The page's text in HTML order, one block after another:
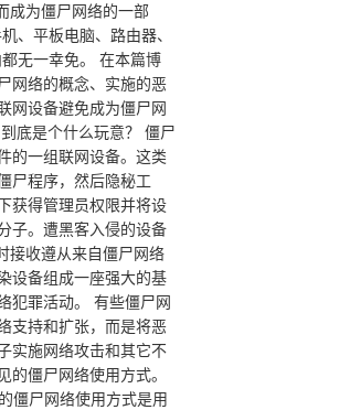
成为僵尸网络的一部
、平板电脑、路由器、
无一幸免。 在本篇博
网络的概念、实施的恶
网设备避免成为僵尸网
底是个什么玩意？ 僵尸
的一组联网设备。这类
尸程序，然后隐秘工
获得管理员权限并将设
子。遭黑客入侵的设备
接收遵从来自僵尸网络
设备组成一座强大的基
犯罪活动。 有些僵尸网
支持和扩张，而是将恶
实施网络攻击和其它不
的僵尸网络使用方式。
僵尸网络使用方式是用